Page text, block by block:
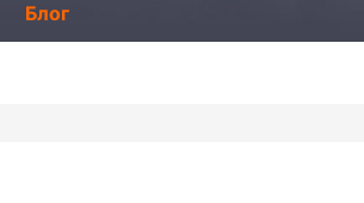
Блог